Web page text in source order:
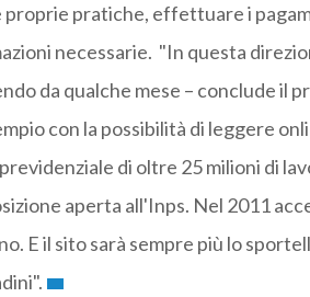
proprie pratiche, effettuare i
necessarie. "In questa
da qualche mese – conclude il
con la possibilità di leggere
di oltre 25 milioni di
aperta all'Inps. Nel 2011
E il sito sarà sempre più lo